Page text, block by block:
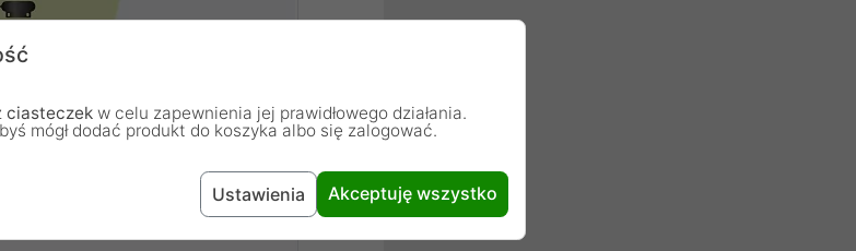
ciasteczek w celu zapewnienia jej prawidłowego działania.
mógł dodać produkt do koszyka albo się zalogować.
Ustawienia Akceptuję wszystko